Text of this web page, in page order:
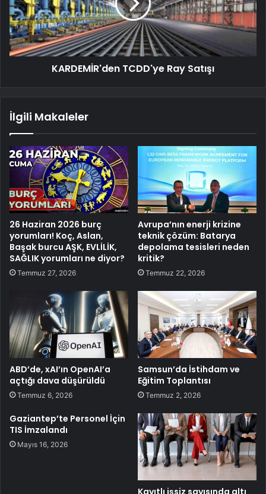
KARDEMİR'den TCDD'ye Ray Satışı
İlgili Makaleler
26 Haziran 2026 burç
yorumları! Koç, Aslan,
Başak burcu AŞK, EVLİLİK,
SAĞLIK yorumları ne diyor?
Temmuz 27, 2026
Avrupa’nın enerji krizine
teknik çözüm: Batarya
depolama tesisleri neden
kritik?
Temmuz 22, 2026
ABD’de, xAI’ın OpenAI’a
açtığı dava düşürüldü
Temmuz 6, 2026
Samsun’da İstihdam ve
Eğitim Toplantısı
Temmuz 2, 2026
Gaziantep’te Personel İçin
TIS İmzalandı
Mayıs 16, 2026
Kayıtlı işsiz sayısında altı